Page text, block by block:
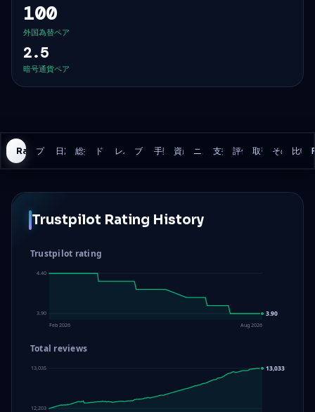
100
外国為替ペア
2.5
暗号通貨ペア
Rating History
プログラム
日次損失総損失ドローダウンモデル
レバレッジブローカー
手数料資産 ニューストレーディング
支払い評価 取引ルール
その他の
比較
Trustpilot Rating History
Trustpilot rating
4.40
3.90 3.90
Feb 2026 Aug 2026
Total reviews
13,035
12,203
13,033